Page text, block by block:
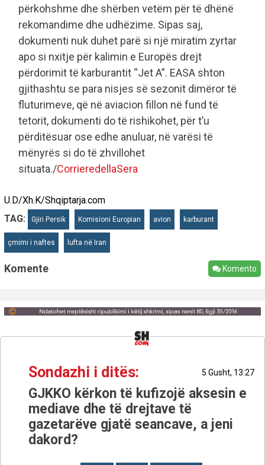
përkohshme dhe shërben vetëm për të dhënë
rekomandime dhe udhëzime. Sipas saj,
dokumenti nuk duhet parë si një miratim zyrtar
apo si nxitje për kalimin e Europës drejt
përdorimit të karburantit “Jet A”. EASA shton
gjithashtu se para nisjes së sezonit dimëror të
fluturimeve, që në aviacion fillon në fund të
tetorit, dokumenti do të rishikohet, për t’u
përditësuar ose edhe anuluar, në varësi të
mënyrës si do të zhvillohet
situata./CorrieredellaSera
U.D/Xh.K/Shqiptarja.com
TAG:
Gjiri Persik Komisioni Europian avion karburant
çmimi i naftes lufta në Iran
Komente Komento
Sondazhi i ditës: 5 Gusht, 13:27
GJKKO kërkon të kufizojë aksesin e
mediave dhe të drejtave të
gazetarëve gjatë seancave, a jeni
dakord?